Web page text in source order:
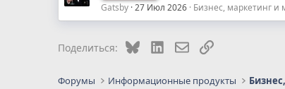
Gatsby 27 Июл 2026 Бизнес, маркетинг
Поделиться: BlueskyLinkedInЭлектронная почта
Ссылка
Форумы Информационные продукты